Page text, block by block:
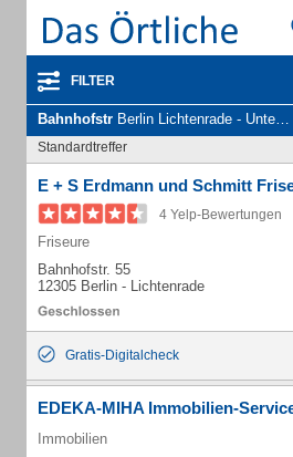
FILTER
Bahnhofstr Berlin Lichtenrade - Unternehmen und Personen
Standardtreffer
E + S Erdmann und Schmitt
4 Yelp-Bewertungen
Friseure
Bahnhofstr. 55
12305 Berlin - Lichtenrade
Gratis-Digitalcheck
EDEKA-MIHA Immobilien-
Immobilien